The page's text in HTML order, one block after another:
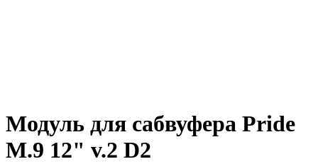
Модуль для сабвуфера Pride
M.9 12" v.2 D2